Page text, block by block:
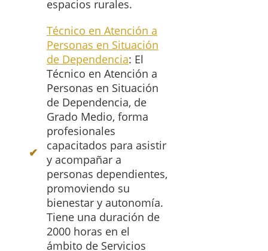
espacios rurales.
Técnico en Atención a
Personas en Situación
de Dependencia: El
Técnico en Atención a
Personas en Situación
de Dependencia, de
Grado Medio, forma
profesionales
capacitados para asistir
y acompañar a
personas dependientes,
promoviendo su
bienestar y autonomía.
Tiene una duración de
2000 horas en el
ámbito de Servicios